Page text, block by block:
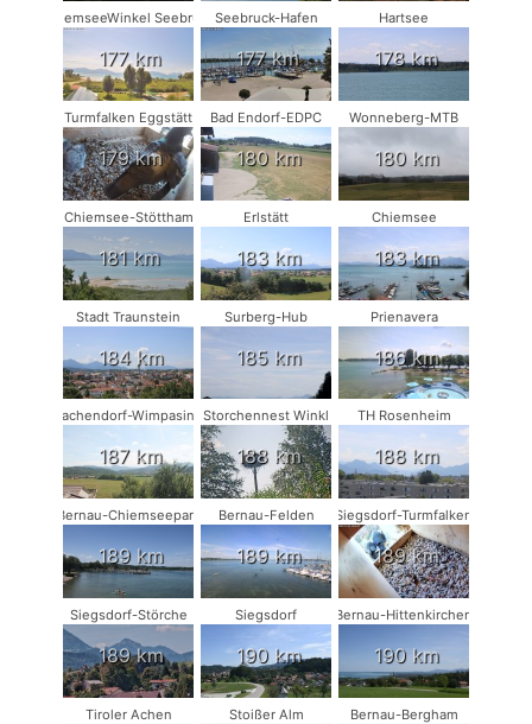
ChiemseeWinkel Seebruck
177 km
Seebruck-Hafen
177 km
Hartsee
178 km
Turmfalken Eggstätt
179 km
Bad Endorf-EDPC
180 km
Wonneberg-MTB
180 km
Chiemsee-Stöttham
181 km
Erlstätt
183 km
Chiemsee
183 km
Stadt Traunstein
184 km
Surberg-Hub
185 km
Prienavera
186 km
Vachendorf-Wimpasing
187 km
Storchennest Winkl
188 km
TH Rosenheim
188 km
Bernau-Chiemseepark
189 km
Bernau-Felden
189 km
Siegsdorf-Turmfalken
189 km
Siegsdorf-Störche
189 km
Siegsdorf
190 km
Bernau-Hittenkirchen
190 km
Tiroler Achen Stoißer Alm Bernau-Bergham